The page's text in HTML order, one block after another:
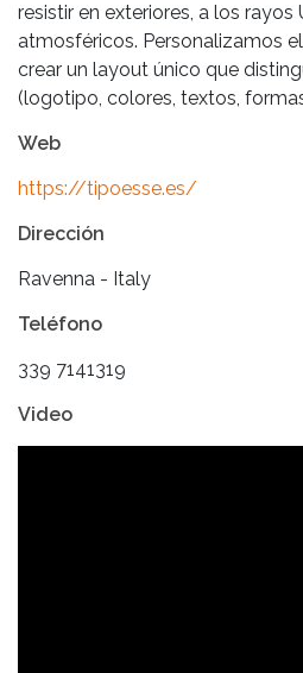
resistir en exteriores, a los rayos
atmosféricos. Personalizamos
crear un layout único que
(logotipo, colores, textos,
Web
https://tipoesse.es/
Dirección
Ravenna - Italy
Teléfono
339 7141319
Video